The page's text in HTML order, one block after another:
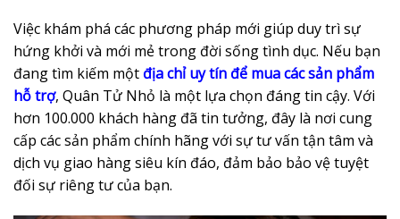
Việc khám phá các phương pháp mới giúp duy trì sự
hứng khởi và mới mẻ trong đời sống tình dục. Nếu bạn
đang tìm kiếm mộtđịa chỉ uy tín để mua các sản phẩm
hỗ trợ, Quân Tử Nhỏ là một lựa chọn đáng tin cậy. Với
hơn 100.000 khách hàng đã tin tưởng, đây là nơi cung
cấp các sản phẩm chính hãng với sự tư vấn tận tâm và
dịch vụ giao hàng siêu kín đáo, đảm bảo bảo vệ tuyệt
đối sự riêng tư của bạn.